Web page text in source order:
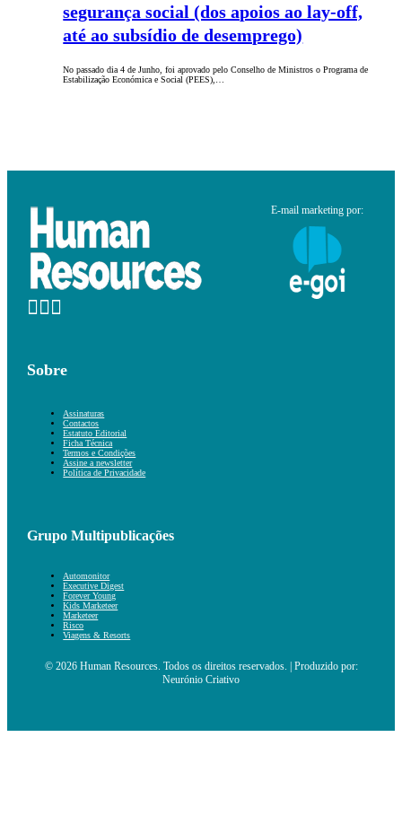
segurança social (dos apoios ao lay-off,
até ao subsídio de desemprego)
No passado dia 4 de Junho, foi aprovado pelo Conselho de Ministros o Programa de
Estabilização Económica e Social (PEES),…
E-mail marketing por:
Sobre
Assinaturas
Contactos
Estatuto Editorial
Ficha Técnica
Termos e Condições
Assine a newsletter
Política de Privacidade
Grupo Multipublicações
Automonitor
Executive Digest
Forever Young
Kids Marketeer
Marketeer
Risco
Viagens & Resorts
© 2026 Human Resources. Todos os direitos reservados. | Produzido por:
Neurónio Criativo